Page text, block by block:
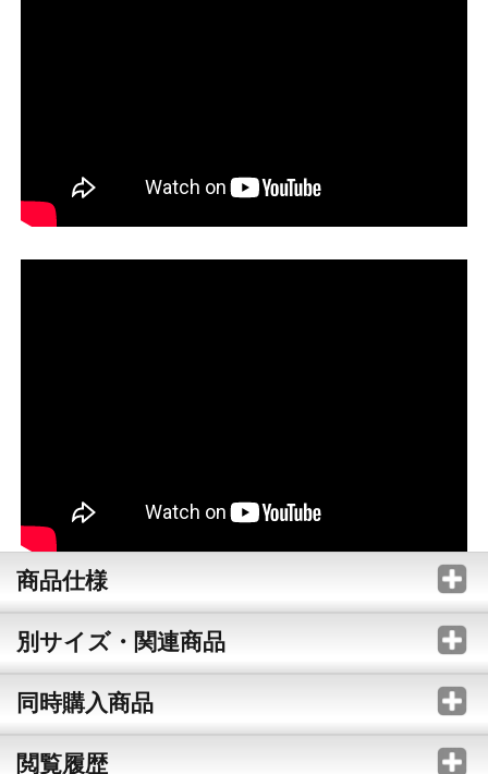
商品仕様
別サイズ・関連商品
同時購入商品
閲覧履歴